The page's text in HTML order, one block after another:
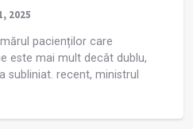
2025
pacienților care
este mai mult decât dublu,
subliniat. recent, ministrul